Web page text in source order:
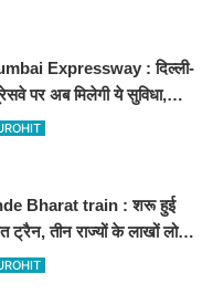
Expressway : दिल्ली-
पर अब मिलेगी ये सुविधा,
से तुरंत घायल पहुंचेगा
Bharat train : शरू हुई
ट्रैन, तीन राज्यों के लाखों लोगों
आसान, देखें पूरा रूटमैप